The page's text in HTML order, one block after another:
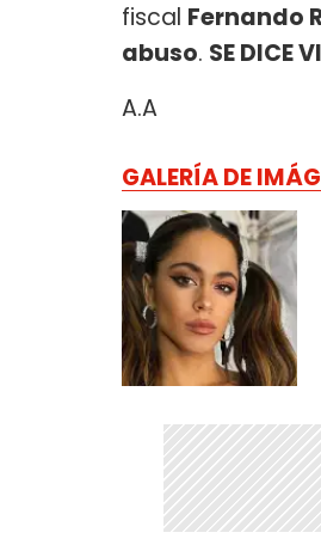
fiscal Fernando
abuso. SE DICE
A.A
GALERÍA DE